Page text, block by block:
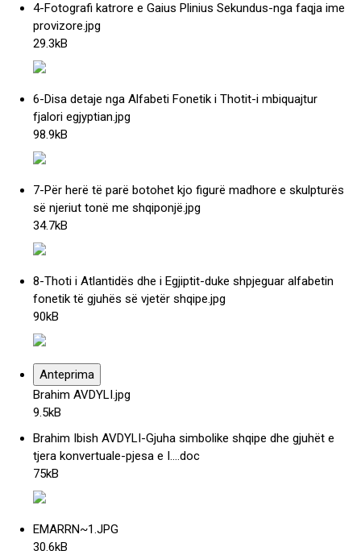
4-Fotografi katrore e Gaius Plinius Sekundus-nga faqja ime
provizore.jpg
29.3kB
6-Disa detaje nga Alfabeti Fonetik i Thotit-i mbiquajtur
fjalori egjyptian.jpg
98.9kB
7-Për herë të parë botohet kjo figurë madhore e skulpturës
së njeriut tonë me shqiponjë.jpg
34.7kB
8-Thoti i Atlantidës dhe i Egjiptit-duke shpjeguar alfabetin
fonetik të gjuhës së vjetër shqipe.jpg
90kB
Anteprima
Brahim AVDYLI.jpg
9.5kB
Brahim Ibish AVDYLI-Gjuha simbolike shqipe dhe gjuhët e
tjera konvertuale-pjesa e I….doc
75kB
EMARRN~1.JPG
30.6kB